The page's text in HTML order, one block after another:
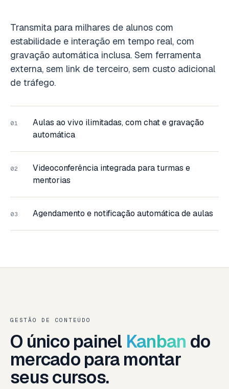
Transmita para milhares de alunos com
estabilidade e interação em tempo real, com
gravação automática inclusa. Sem ferramenta
externa, sem link de terceiro, sem custo adicional
de tráfego.
01
Aulas ao vivo ilimitadas, com chat e gravação
automática
02
Videoconferência integrada para turmas e
mentorias
03 Agendamento e notificação automática de aulas
GESTÃO DE CONTEÚDO
O único painel Kanban do
mercado para montar
seus cursos.